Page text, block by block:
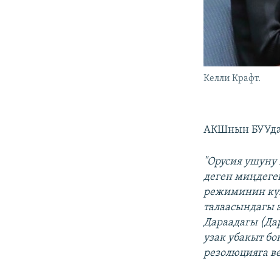
Келли Крафт.
АКШнын
"Орусия
деген
режиминин
талаасындагы
Дараадагы
узак убакыт
резолюцияга